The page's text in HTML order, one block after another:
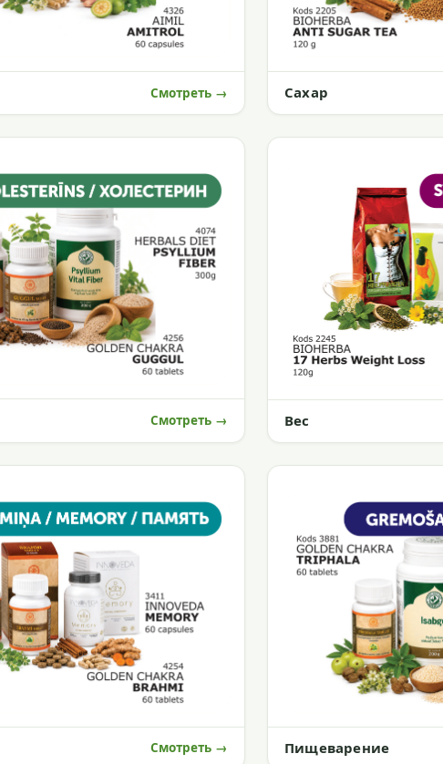
Смотреть → Сахар
Смотреть → Вес
Смотреть → Пищеварение